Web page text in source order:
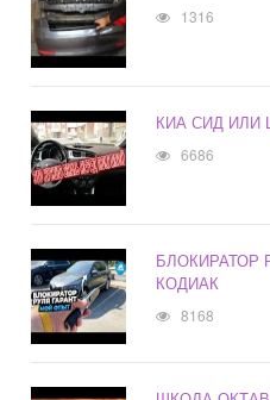
1316
КИА СИД ИЛИ
6686
БЛОКИРАТОР
КОДИАК
8168